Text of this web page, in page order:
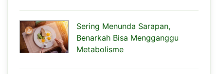
Sering Menunda Sarapan,
Benarkah Bisa Mengganggu
Metabolisme